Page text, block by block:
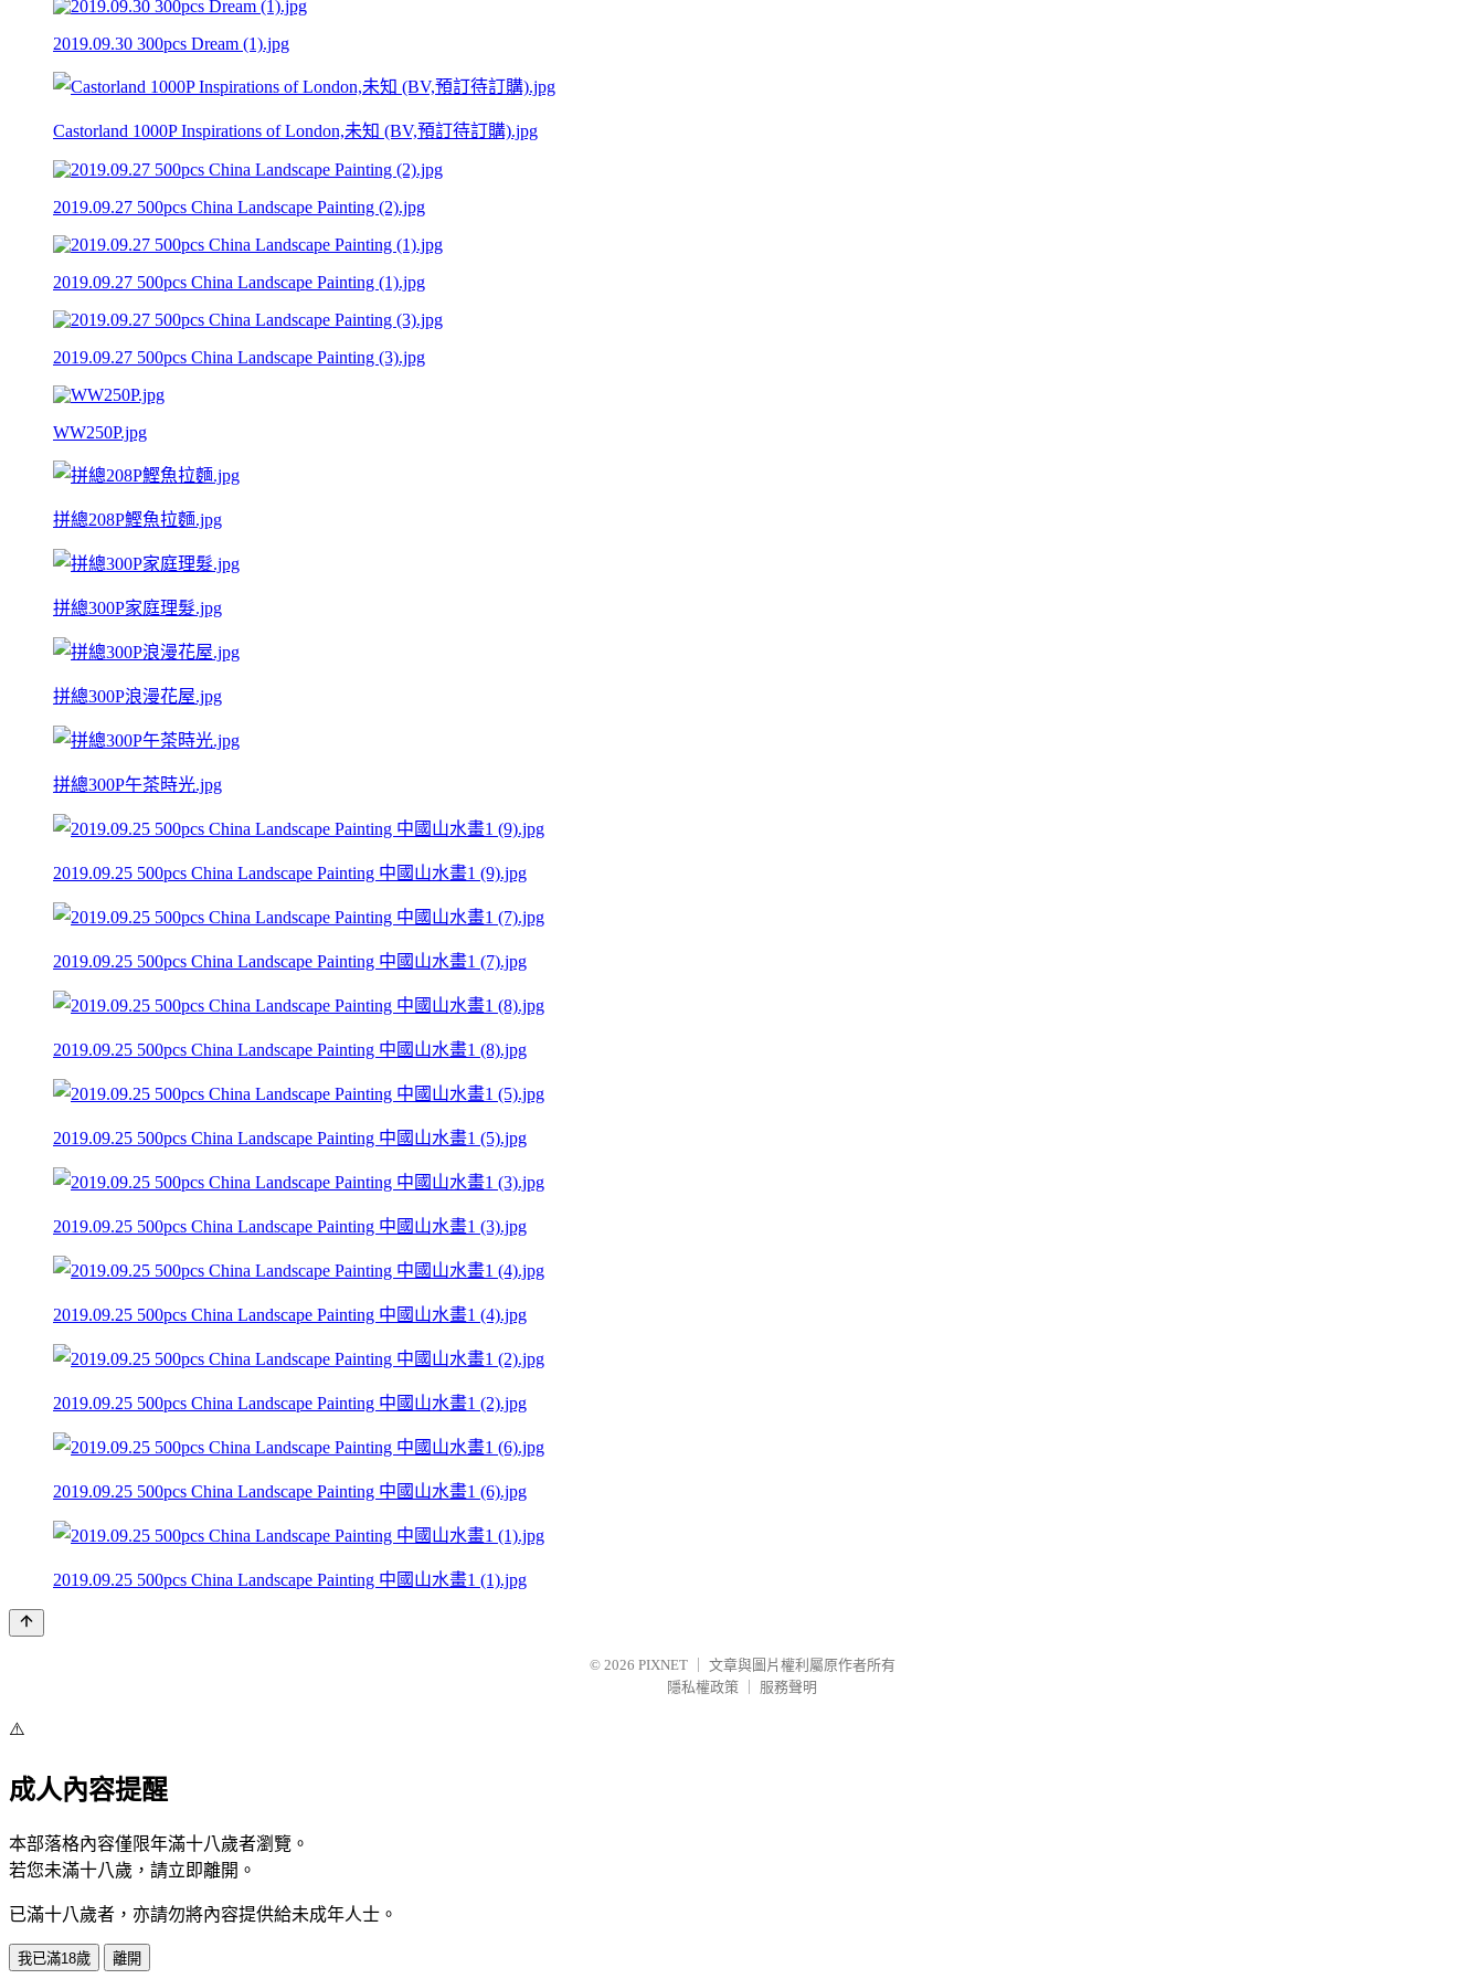
2019.09.30 300pcs Dream (1).jpg
Castorland 1000P Inspirations of London,未知 (BV,預訂待訂購).jpg
2019.09.27 500pcs China Landscape Painting (2).jpg
2019.09.27 500pcs China Landscape Painting (1).jpg
2019.09.27 500pcs China Landscape Painting (3).jpg
WW250P.jpg
拼總208P鰹魚拉麵.jpg
拼總300P家庭理髮.jpg
拼總300P浪漫花屋.jpg
拼總300P午茶時光.jpg
2019.09.25 500pcs China Landscape Painting 中國山水畫1 (9).jpg
2019.09.25 500pcs China Landscape Painting 中國山水畫1 (7).jpg
2019.09.25 500pcs China Landscape Painting 中國山水畫1 (8).jpg
2019.09.25 500pcs China Landscape Painting 中國山水畫1 (5).jpg
2019.09.25 500pcs China Landscape Painting 中國山水畫1 (3).jpg
2019.09.25 500pcs China Landscape Painting 中國山水畫1 (4).jpg
2019.09.25 500pcs China Landscape Painting 中國山水畫1 (2).jpg
2019.09.25 500pcs China Landscape Painting 中國山水畫1 (6).jpg
2019.09.25 500pcs China Landscape Painting 中國山水畫1 (1).jpg
© 2026 PIXNET
文章與圖片權利屬原作者所有
隱私權政策
服務聲明
⚠️
成人內容提醒
本部落格內容僅限年滿十八歲者瀏覽。
若您未滿十八歲，請立即離開。
已滿十八歲者，亦請勿將內容提供給未成年人士。
我已滿18歲 離開